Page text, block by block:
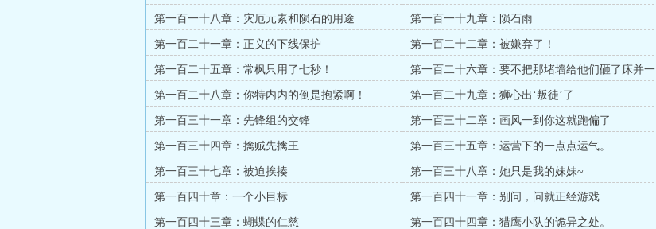
第一百一十八章：灾厄元素和陨石的用途 第一百一十九章：陨石雨
第一百二十一章：正义的下线保护 第一百二十二章：被嫌弃了！
第一百二十五章：常枫只用了七秒！
第一百二十六章：要不把那堵墙给他们砸了床并一
块？
第一百二十八章：你特内内的倒是抱紧啊！ 第一百二十九章：狮心出‘叛徒’了
第一百三十一章：先锋组的交锋 第一百三十二章：画风一到你这就跑偏了
第一百三十四章：擒贼先擒王 第一百三十五章：运营下的一点点运气。
第一百三十七章：被迫挨揍 第一百三十八章：她只是我的妹妹~
第一百四十章：一个小目标 第一百四十一章：别问，问就正经游戏
第一百四十三章：蝴蝶的仁慈 第一百四十四章：猎鹰小队的诡异之处。